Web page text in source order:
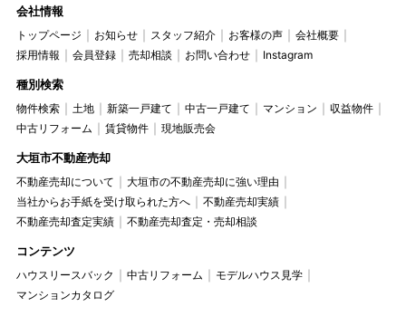
会社情報
トップページ お知らせ スタッフ紹介 お客様の声
会社概要
採用情報
会員登録 売却相談 お問い合わせ Instagram
種別検索
物件検索 土地 新築一戸建て 中古一戸建て マンション
収益物件
中古リフォーム
賃貸物件 現地販売会
大垣市不動産売却
不動産売却について
大垣市の不動産売却に強い理由
当社からお手紙を受け取られた方へ
不動産売却実績
不動産売却査定実績
不動産売却査定・売却相談
コンテンツ
ハウスリースバック 中古リフォーム
モデルハウス見学
マンションカタログ